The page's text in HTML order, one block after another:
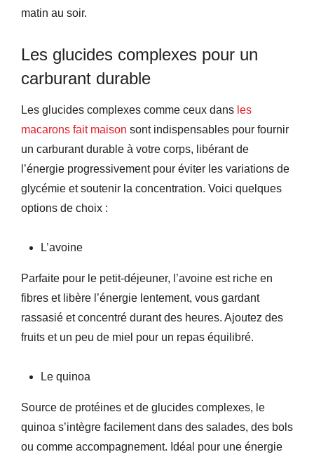
matin au soir.
Les glucides complexes pour un
carburant durable
Les glucides complexes comme ceux dans les
macarons fait maison sont indispensables pour fournir
un carburant durable à votre corps, libérant de
l’énergie progressivement pour éviter les variations de
glycémie et soutenir la concentration. Voici quelques
options de choix :
L’avoine
Parfaite pour le petit-déjeuner, l’avoine est riche en
fibres et libère l’énergie lentement, vous gardant
rassasié et concentré durant des heures. Ajoutez des
fruits et un peu de miel pour un repas équilibré.
Le quinoa
Source de protéines et de glucides complexes, le
quinoa s’intègre facilement dans des salades, des bols
ou comme accompagnement. Idéal pour une énergie